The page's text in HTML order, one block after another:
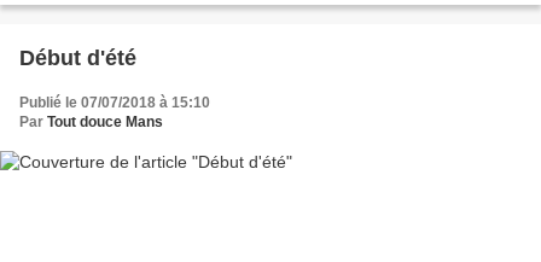
Début d'été
Publié le 07/07/2018 à 15:10
Par Tout douce Mans